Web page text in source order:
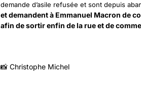
demande d’asile refusée et sont depuis
et demandent à Emmanuel Macron de
afin de sortir enfin de la rue et de
📸 Christophe Michel